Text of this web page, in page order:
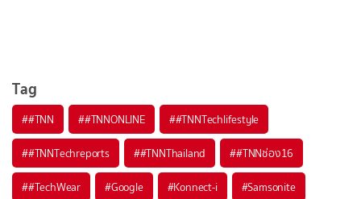
Tag
##TNN ##TNNONLINE ##TNNTechlifestyle
##TNNTechreports ##TNNThailand ##TNNช่อง16
##TechWear #Google #Konnect-i #Samsonite